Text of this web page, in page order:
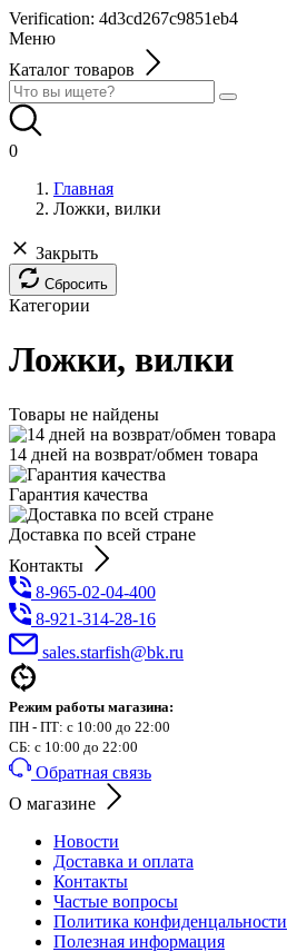
Verification: 4d3cd267c9851eb4
Меню
Каталог товаров
0
Главная
Ложки, вилки
Закрыть
Сбросить
Категории
Ложки, вилки
Товары не найдены
14 дней на возврат/обмен товара
Гарантия качества
Доставка по всей стране
Контакты
8-965-02-04-400
8-921-314-28-16
sales.starfish@bk.ru
Режим работы магазина:
ПН - ПТ: с 10:00 до 22:00
СБ: с 10:00 до 22:00
Обратная связь
О магазине
Новости
Доставка и оплата
Контакты
Частые вопросы
Политика конфиденцальности
Полезная информация